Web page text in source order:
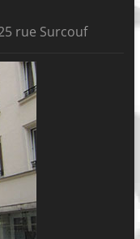
rue Surcouf